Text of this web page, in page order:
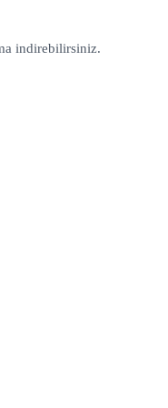
indirebilirsiniz.